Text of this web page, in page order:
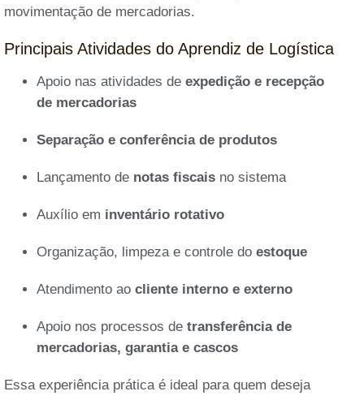
movimentação de mercadorias.
Principais Atividades do Aprendiz de Logística
Apoio nas atividades de expedição e recepção
de mercadorias
Separação e conferência de produtos
Lançamento de notas fiscais no sistema
Auxílio em inventário rotativo
Organização, limpeza e controle do estoque
Atendimento ao cliente interno e externo
Apoio nos processos de transferência de
mercadorias, garantia e cascos
Essa experiência prática é ideal para quem deseja